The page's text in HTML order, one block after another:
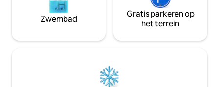
gemist - je zult niet weg willen.
Zwembad
Gratis parkeren op
het terrein